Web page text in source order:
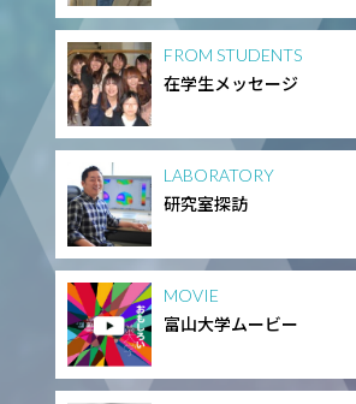
FROM STUDENTS
在学生メッセージ
LABORATORY
研究室探訪
MOVIE
富山大学ムービー